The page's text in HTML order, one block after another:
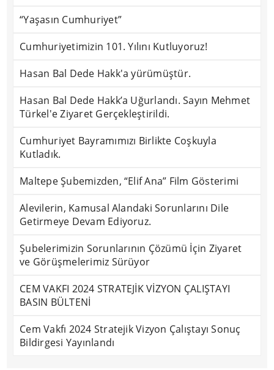
“Yaşasın Cumhuriyet”
Cumhuriyetimizin 101. Yılını Kutluyoruz!
Hasan Bal Dede Hakk'a yürümüştür.
Hasan Bal Dede Hakk’a Uğurlandı. Sayın Mehmet
Türkel'e Ziyaret Gerçekleştirildi.
Cumhuriyet Bayramımızı Birlikte Coşkuyla
Kutladık.
Maltepe Şubemizden, “Elif Ana” Film Gösterimi
Alevilerin, Kamusal Alandaki Sorunlarını Dile
Getirmeye Devam Ediyoruz.
Şubelerimizin Sorunlarının Çözümü İçin Ziyaret
ve Görüşmelerimiz Sürüyor
CEM VAKFI 2024 STRATEJİK VİZYON ÇALIŞTAYI
BASIN BÜLTENİ
Cem Vakfı 2024 Stratejik Vizyon Çalıştayı Sonuç
Bildirgesi Yayınlandı